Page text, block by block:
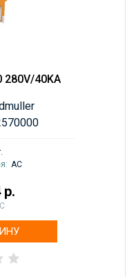
280V/40KA
AC
р.